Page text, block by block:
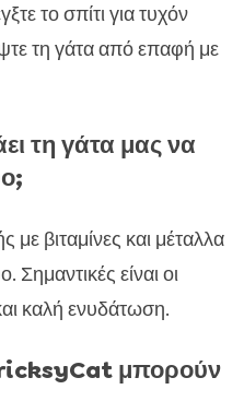
το σπίτι για τυχόν
τη γάτα από επαφή με
τη γάτα μας να
βιταμίνες και μέταλλα
Σημαντικές είναι οι
καλή ενυδάτωση.
μπορούν